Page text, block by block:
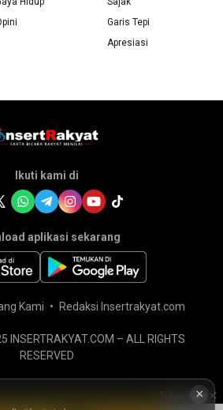
Garis Tepi
Apresiasi
Ikuti kami di
aplikasi sekarang
Kami Redaksi Insertrakyat.com
INSERTRAKYAT.COM – ALL RIGHTS
RESERVED
Tutup Iklan
×